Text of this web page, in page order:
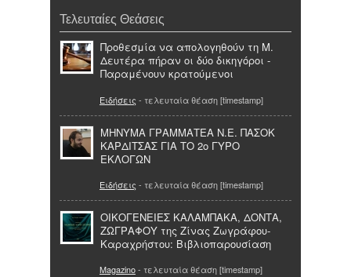
Τελευταίες Θεάσεις
Προθεσμία να απολογηθούν τη Μ.
Δευτέρα πήραν οι δύο δικηγόροι -
Παραμένουν κρατούμενοι
Ειδήσεις - τελευταία θέαση [timestamp]
ΜΗΝΥΜΑ ΓΡΑΜΜΑΤΕΑ Ν.Ε. ΠΑΣΟΚ
ΚΑΡΔΙΤΣΑΣ ΓΙΑ ΤΟ 2ο ΓΥΡΟ
ΕΚΛΟΓΩΝ
Ειδήσεις - τελευταία θέαση [timestamp]
ΟΙΚΟΓΕΝΕΙΕΣ ΚΑΛΑΜΠΑΚΑ, ΔΟΝΤΑ,
ΖΩΓΡΑΦΟΥ της Ζίνας Ζωγράφου-
Καραχρήστου: Βιβλιοπαρουσίαση
Magazino- τελευταία θέαση [timestamp]